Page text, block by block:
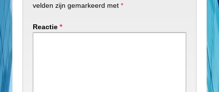
velden zijn gemarkeerd met *
Reactie *